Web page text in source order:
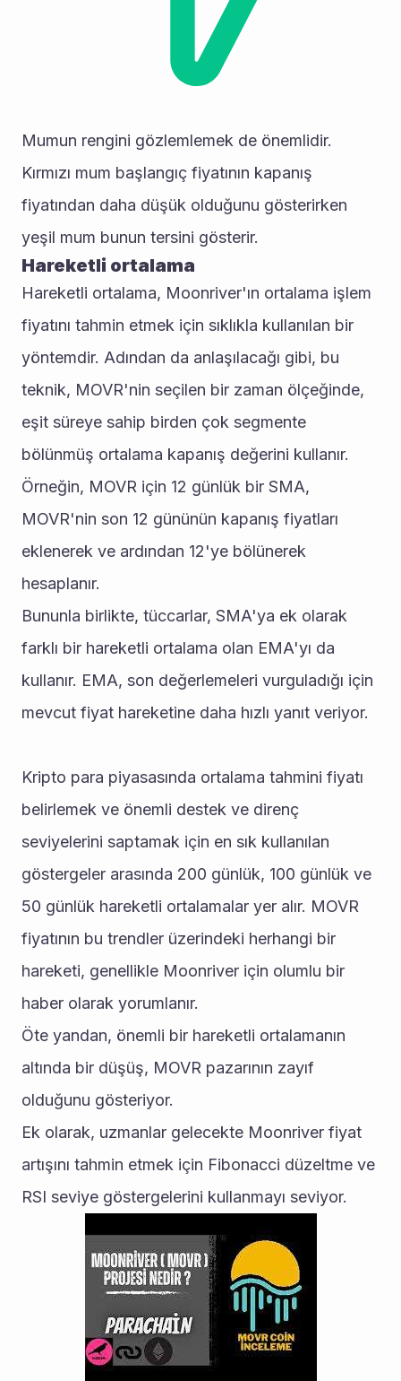
Mumun rengini gözlemlemek de önemlidir.
Kırmızı mum başlangıç fiyatının kapanış
fiyatından daha düşük olduğunu gösterirken
yeşil mum bunun tersini gösterir.
Hareketli ortalama
Hareketli ortalama, Moonriver'ın ortalama işlem
fiyatını tahmin etmek için sıklıkla kullanılan bir
yöntemdir. Adından da anlaşılacağı gibi, bu
teknik, MOVR'nin seçilen bir zaman ölçeğinde,
eşit süreye sahip birden çok segmente
bölünmüş ortalama kapanış değerini kullanır.
Örneğin, MOVR için 12 günlük bir SMA,
MOVR'nin son 12 gününün kapanış fiyatları
eklenerek ve ardından 12'ye bölünerek
hesaplanır.
Bununla birlikte, tüccarlar, SMA'ya ek olarak
farklı bir hareketli ortalama olan EMA'yı da
kullanır. EMA, son değerlemeleri vurguladığı için
mevcut fiyat hareketine daha hızlı yanıt veriyor.
Kripto para piyasasında ortalama tahmini fiyatı
belirlemek ve önemli destek ve direnç
seviyelerini saptamak için en sık kullanılan
göstergeler arasında 200 günlük, 100 günlük ve
50 günlük hareketli ortalamalar yer alır. MOVR
fiyatının bu trendler üzerindeki herhangi bir
hareketi, genellikle Moonriver için olumlu bir
haber olarak yorumlanır.
Öte yandan, önemli bir hareketli ortalamanın
altında bir düşüş, MOVR pazarının zayıf
olduğunu gösteriyor.
Ek olarak, uzmanlar gelecekte Moonriver fiyat
artışını tahmin etmek için Fibonacci düzeltme ve
RSI seviye göstergelerini kullanmayı seviyor.